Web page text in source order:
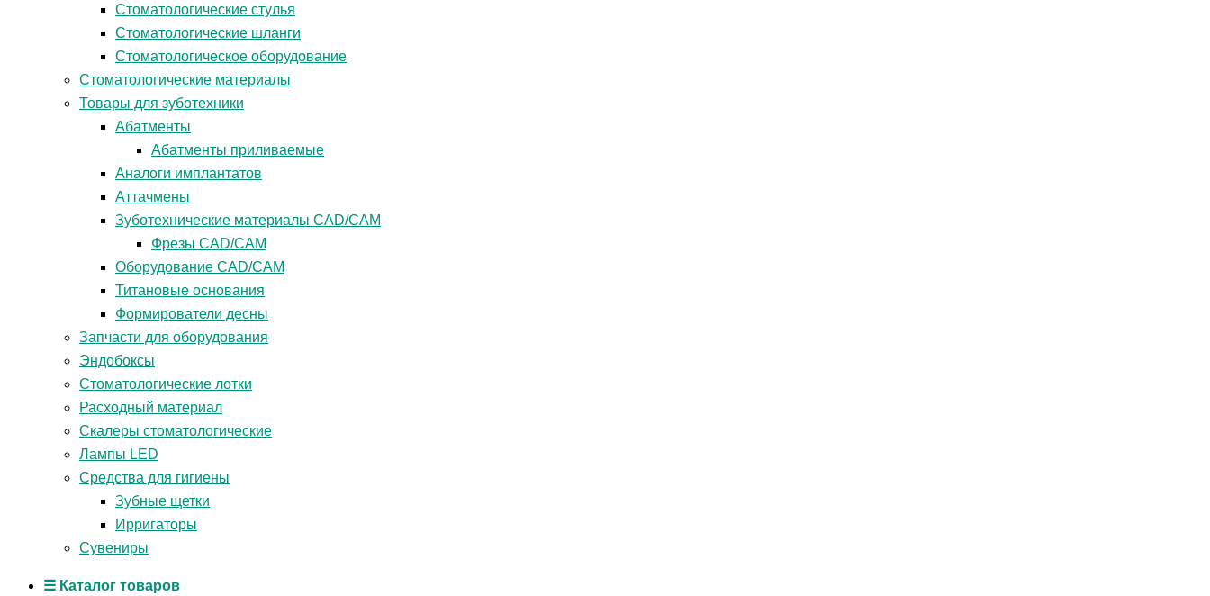
Стоматологические стулья
Стоматологические шланги
Стоматологическое оборудование
Стоматологические материалы
Товары для зуботехники
Абатменты
Абатменты приливаемые
Аналоги имплантатов
Аттачмены
Зуботехнические материалы CAD/CAM
Фрезы CAD/CAM
Оборудование CAD/CAM
Титановые основания
Формирователи десны
Запчасти для оборудования
Эндобоксы
Стоматологические лотки
Расходный материал
Скалеры стоматологические
Лампы LED
Средства для гигиены
Зубные щетки
Ирригаторы
Сувениры
☰ Каталог товаров